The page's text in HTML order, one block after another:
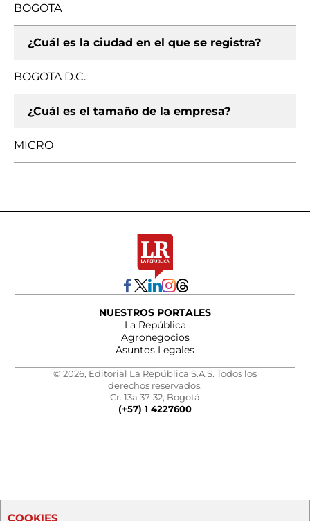
BOGOTA
¿Cuál es la ciudad en el que se registra?
BOGOTA D.C.
¿Cuál es el tamaño de la empresa?
MICRO
NUESTROS PORTALES
La República
Agronegocios
Asuntos Legales
© 2026, Editorial La República S.A.S. Todos los
derechos reservados.
Cr. 13a 37-32, Bogotá
(+57) 1 4227600
COOKIES